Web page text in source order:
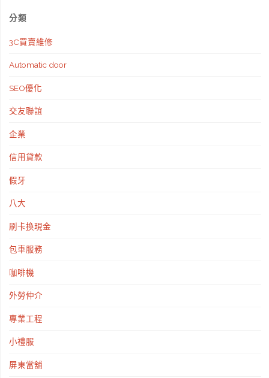
分類
3C買賣維修
Automatic door
SEO優化
交友聯誼
企業
信用貸款
假牙
八大
刷卡換現金
包車服務
咖啡機
外勞仲介
專業工程
小禮服
屏東當舖